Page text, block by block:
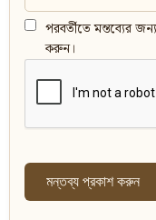
পরবর্তীতে মন্তব্যের
করুন।